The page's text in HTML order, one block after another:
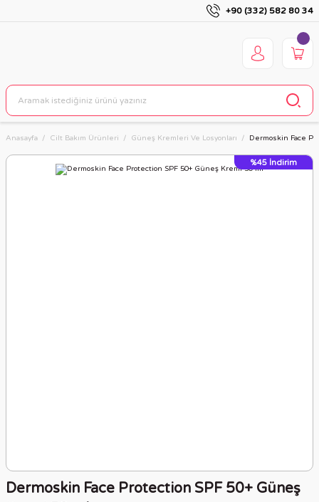
+90 (332) 582 80 34
Anasayfa Cilt Bakım Ürünleri Güneş Kremleri Ve Losyonları Dermoskin Face
%45 İndirim
Dermoskin Face Protection SPF 50+ Güneş